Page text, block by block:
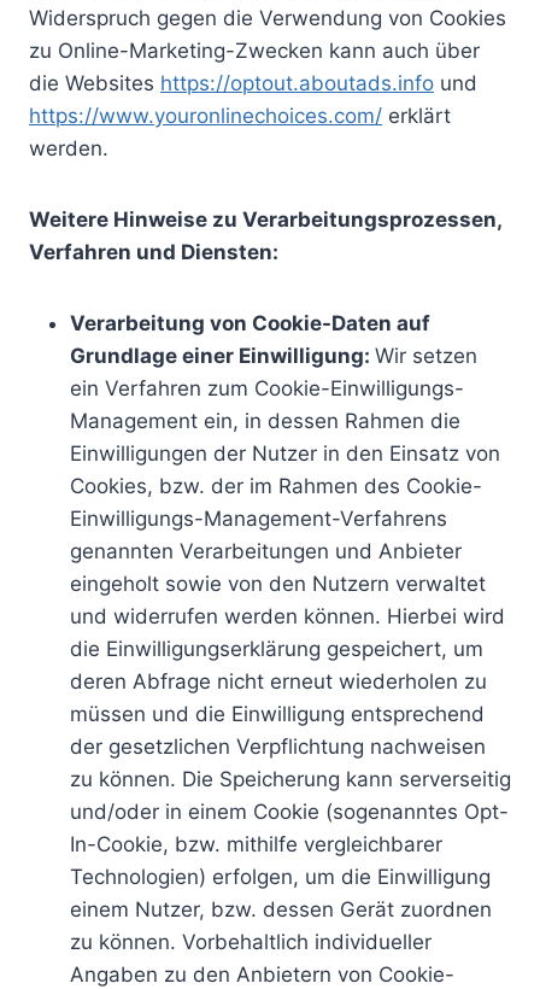
Widerspruch gegen die Verwendung von Cookies
zu Online-Marketing-Zwecken kann auch über
die Websites https://optout.aboutads.info und
https://www.youronlinechoices.com/ erklärt
werden.
Weitere Hinweise zu Verarbeitungsprozessen,
Verfahren und Diensten:
Verarbeitung von Cookie-Daten auf
Grundlage einer Einwilligung: Wir setzen
ein Verfahren zum Cookie-Einwilligungs-
Management ein, in dessen Rahmen die
Einwilligungen der Nutzer in den Einsatz von
Cookies, bzw. der im Rahmen des Cookie-
Einwilligungs-Management-Verfahrens
genannten Verarbeitungen und Anbieter
eingeholt sowie von den Nutzern verwaltet
und widerrufen werden können. Hierbei wird
die Einwilligungserklärung gespeichert, um
deren Abfrage nicht erneut wiederholen zu
müssen und die Einwilligung entsprechend
der gesetzlichen Verpflichtung nachweisen
zu können. Die Speicherung kann serverseitig
und/oder in einem Cookie (sogenanntes Opt-
In-Cookie, bzw. mithilfe vergleichbarer
Technologien) erfolgen, um die Einwilligung
einem Nutzer, bzw. dessen Gerät zuordnen
zu können. Vorbehaltlich individueller
Angaben zu den Anbietern von Cookie-